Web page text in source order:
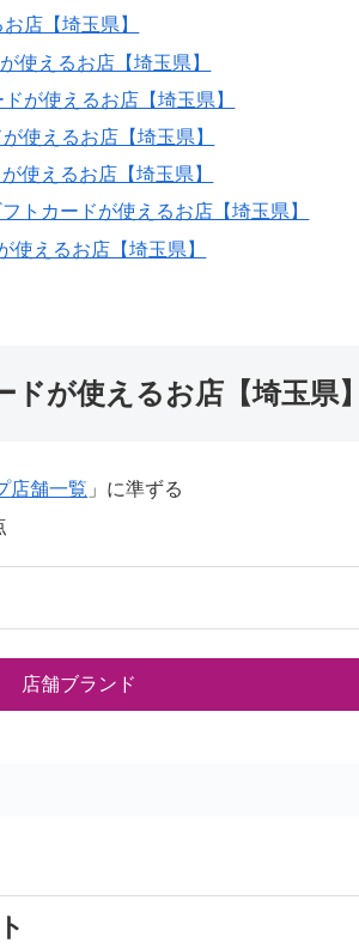
店【埼玉県】
使えるお店【埼玉県】
が使えるお店【埼玉県】
使えるお店【埼玉県】
使えるお店【埼玉県】
トカードが使えるお店【埼玉県】
使えるお店【埼玉県】
が使えるお店【埼玉県】
店舗一覧 」に準ずる
店舗ブランド